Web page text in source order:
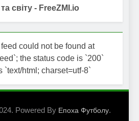
світу - FreeZMI.io
feed could not be found at
the status code is `200`
`text/html; charset=utf-8`
Powered By Епоха Футболу.